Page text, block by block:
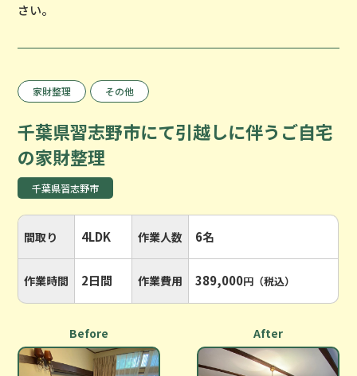
さい。
家財整理 その他
千葉県習志野市にて引越しに伴うご自宅
の家財整理
千葉県習志野市
間取り 4LDK 作業人数 6名
作業時間 2日間 作業費用 389,000円（税込）
Before After